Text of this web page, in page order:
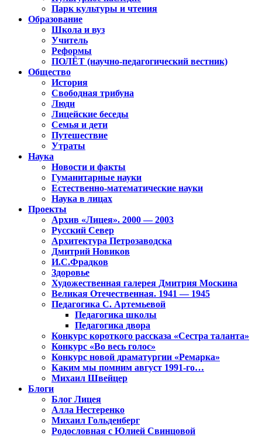
Парк культуры и чтения
Образование
Школа и вуз
Учитель
Реформы
ПОЛЁТ (научно-педагогический вестник)
Общество
История
Свободная трибуна
Люди
Лицейские беседы
Семья и дети
Путешествие
Утраты
Наука
Новости и факты
Гуманитарные науки
Естественно-математические науки
Наука в лицах
Проекты
Архив «Лицея». 2000 — 2003
Русский Север
Архитектура Петрозаводска
Дмитрий Новиков
И.С.Фрадков
Здоровье
Художественная галерея Дмитрия Москина
Великая Отечественная. 1941 — 1945
Педагогика С. Артемьевой
Педагогика школы
Педагогика двора
Конкурс короткого рассказа «Сестра таланта»
Конкурс «Во весь голос»
Конкурс новой драматургии «Ремарка»
Каким мы помним август 1991-го…
Михаил Швейцер
Блоги
Блог Лицея
Алла Нестеренко
Михаил Гольденберг
Родословная с Юлией Свинцовой